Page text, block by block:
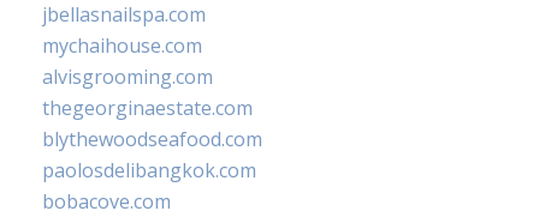
jbellasnailspa.com
mychaihouse.com
alvisgrooming.com
thegeorginaestate.com
blythewoodseafood.com
paolosdelibangkok.com
bobacove.com